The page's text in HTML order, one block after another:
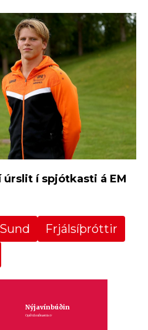
í spjótkasti á EM
Sund
Frjálsíþróttir